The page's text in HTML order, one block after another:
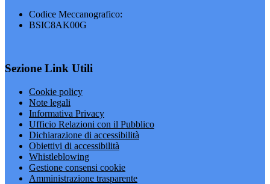
Codice Meccanografico:
BSIC8AK00G
Sezione Link Utili
Cookie policy
Note legali
Informativa Privacy
Ufficio Relazioni con il Pubblico
Dichiarazione di accessibilità
Obiettivi di accessibilità
Whistleblowing
Gestione consensi cookie
Amministrazione trasparente